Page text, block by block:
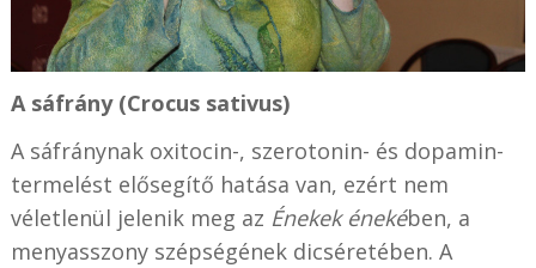
A sáfrány (Crocus sativus)
A sáfránynak oxitocin-, szerotonin- és dopamin-
termelést elősegítő hatása van, ezért nem
véletlenül jelenik meg az Énekek énekében, a
menyasszony szépségének dicséretében. A